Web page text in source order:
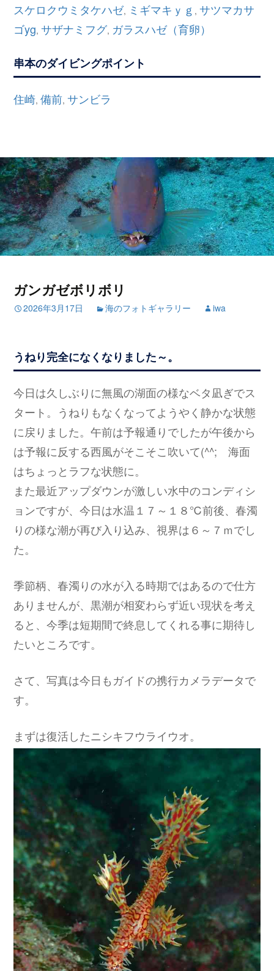
スケロクウミタケハゼ, ミギマキｙｇ ,サツマカサ
ゴyg,サザナミフグ, ガラスハゼ（育卵）
串本のダイビングポイント
住崎,備前,サンビラ
ガンガゼボリボリ
2026年3月17日 海のフォトギャラリー iwa
うねり完全になくなりました～。
今日は久しぶりに無風の湖面の様なベタ凪ぎでス
タート。うねりもなくなってようやく静かな状態
に戻りました。午前は予報通りでしたが午後から
は予報に反する西風がそこそこ吹いて(^^; 海面
はちょっとラフな状態に。
また最近アップダウンが激しい水中のコンディシ
ョンですが、今日は水温１７～１８℃前後、春濁
りの様な潮が再び入り込み、視界は６～７ｍでし
た。
季節柄、春濁りの水が入る時期ではあるので仕方
ありませんが、黒潮が相変わらず近い現状を考え
ると、今季は短期間で終息してくれる事に期待し
たいところです。
さて、写真は今日もガイドの携行カメラデータで
す。
まずは復活したニシキフウライウオ。